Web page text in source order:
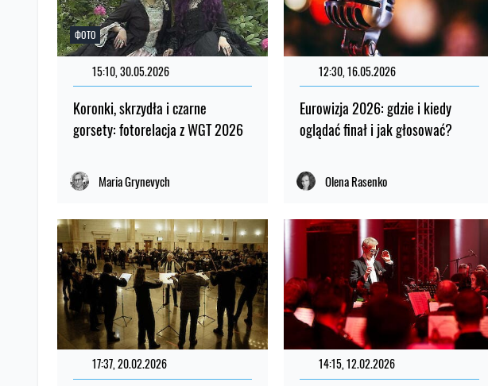
ФОТО
15:10, 30.05.2026
Koronki, skrzydła i czarne
gorsety: fotorelacja z WGT 2026
Maria Grynevych
12:30, 16.05.2026
Eurowizja 2026: gdzie i kiedy
oglądać finał i jak głosować?
Olena Rasenko
17:37, 20.02.2026 14:15, 12.02.2026